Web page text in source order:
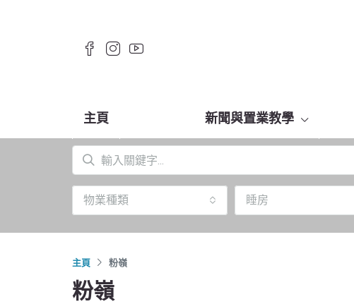
主頁 新聞與置業教學
物業種類 睡房
主頁 粉嶺
粉嶺